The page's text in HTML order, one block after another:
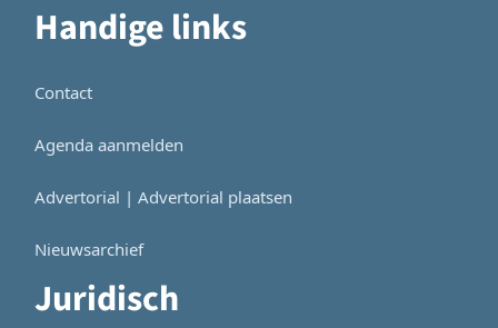
Handige links
Contact
Agenda aanmelden
Advertorial | Advertorial plaatsen
Nieuwsarchief
Juridisch